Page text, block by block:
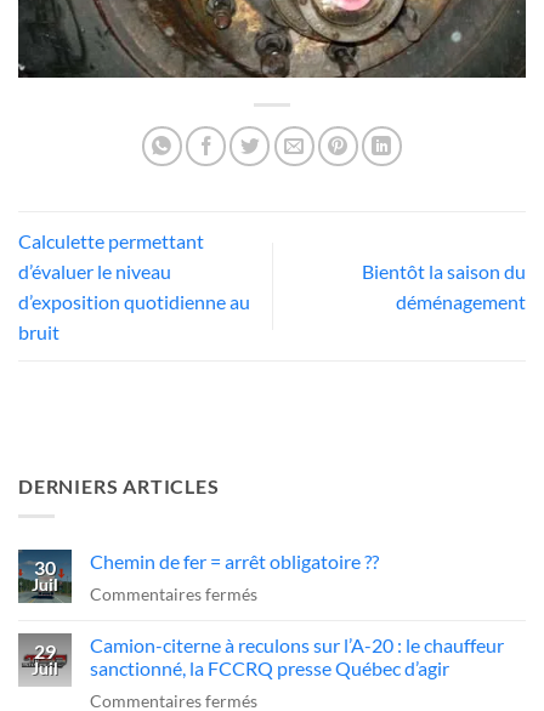
Calculette permettant
d’évaluer le niveau
d’exposition quotidienne au
bruit
Bientôt la saison du
déménagement
DERNIERS ARTICLES
30
Juil
Chemin de fer = arrêt obligatoire ??
Commentaires ferméssur
de
fer
=
29
Juil
Camion-citerne à reculons sur l’A-20 : le chauffeur
sanctionné, la FCCRQ presse Québec d’agir
Commentaires ferméssur